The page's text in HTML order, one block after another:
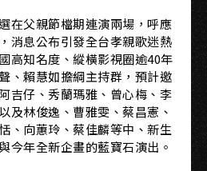
在父親節檔期連演兩場，呼應
消息公布引發全台孝親歌迷熱
高知名度、縱橫影視圈逾40年
、賴慧如擔綱主持群，預計邀
吉仔、秀蘭瑪雅、曾心梅、李
及林俊逸、曹雅雯、蔡昌憲、
、向蕙玲、蔡佳麟等中、新生
今年全新企畫的藍寶石演出。